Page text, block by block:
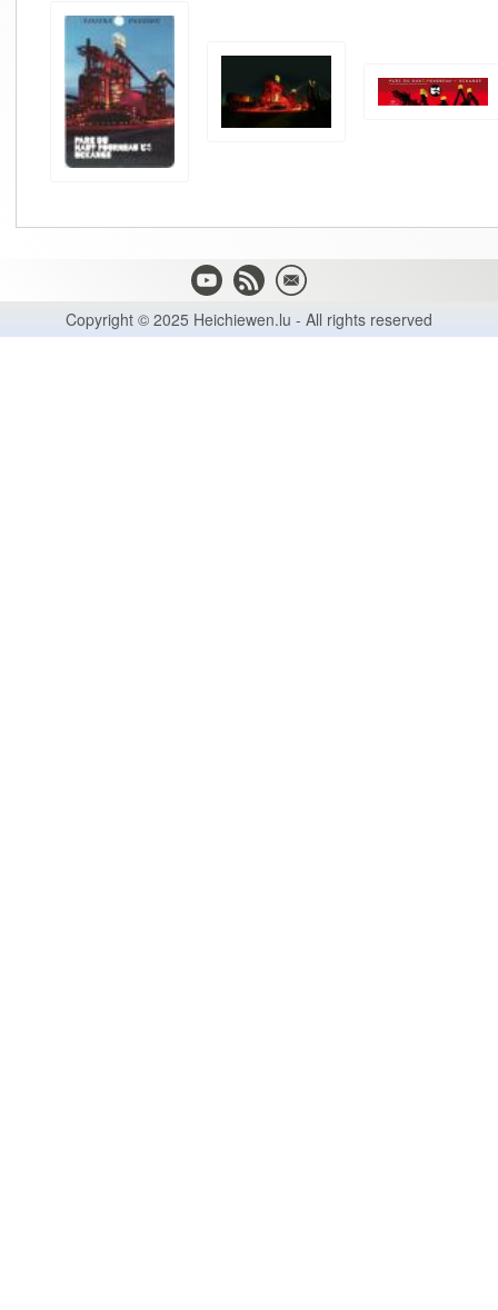
Copyright © 2025 Heichiewen.lu - All rights reserved